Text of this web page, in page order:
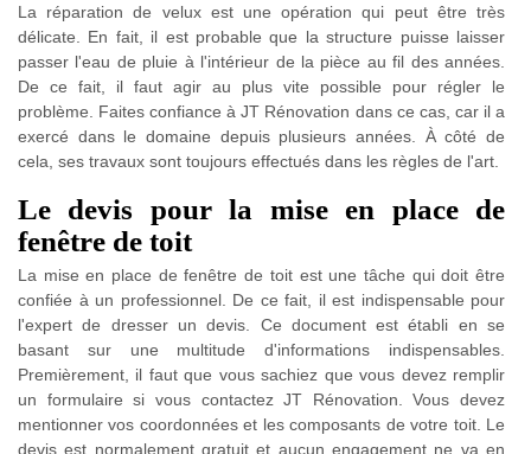
La réparation de velux est une opération qui peut être très
délicate. En fait, il est probable que la structure puisse laisser
passer l'eau de pluie à l'intérieur de la pièce au fil des années.
De ce fait, il faut agir au plus vite possible pour régler le
problème. Faites confiance à JT Rénovation dans ce cas, car il a
exercé dans le domaine depuis plusieurs années. À côté de
cela, ses travaux sont toujours effectués dans les règles de l'art.
Le devis pour la mise en place de
fenêtre de toit
La mise en place de fenêtre de toit est une tâche qui doit être
confiée à un professionnel. De ce fait, il est indispensable pour
l'expert de dresser un devis. Ce document est établi en se
basant sur une multitude d'informations indispensables.
Premièrement, il faut que vous sachiez que vous devez remplir
un formulaire si vous contactez JT Rénovation. Vous devez
mentionner vos coordonnées et les composants de votre toit. Le
devis est normalement gratuit et aucun engagement ne va en